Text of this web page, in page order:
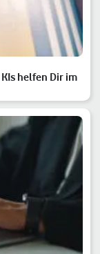
helfen Dir im